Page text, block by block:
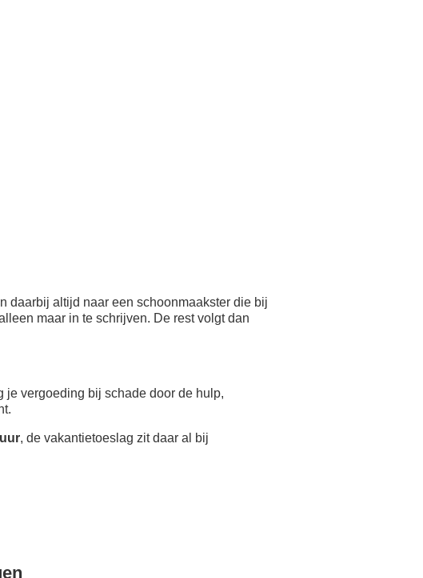
daarbij altijd naar een schoonmaakster die bij
maar in te schrijven. De rest volgt dan
je vergoeding bij schade door de hulp,
, de vakantietoeslag zit daar al bij